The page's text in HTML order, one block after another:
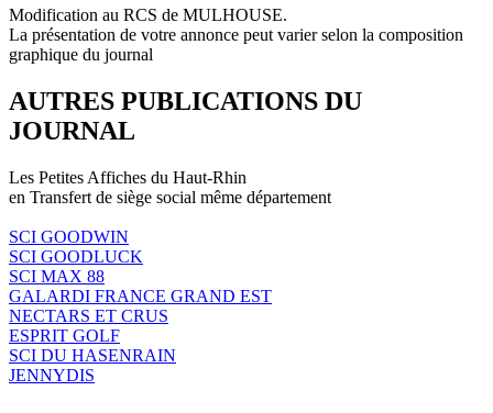
Modification au RCS de MULHOUSE.
La présentation de votre annonce peut varier selon la composition
graphique du journal
AUTRES PUBLICATIONS DU
JOURNAL
Les Petites Affiches du Haut-Rhin
en Transfert de siège social même département
SCI GOODWIN
SCI GOODLUCK
SCI MAX 88
GALARDI FRANCE GRAND EST
NECTARS ET CRUS
ESPRIT GOLF
SCI DU HASENRAIN
JENNYDIS